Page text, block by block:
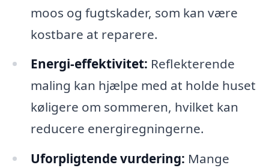
moos og fugtskader, som kan være
kostbare at reparere.
Energi-effektivitet: Reflekterende
maling kan hjælpe med at holde huset
køligere om sommeren, hvilket kan
reducere energiregningerne.
Uforpligtende vurdering: Mange